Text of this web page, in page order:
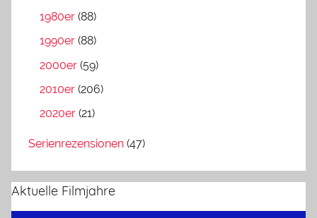
1980er (88)
1990er (88)
2000er (59)
2010er (206)
2020er (21)
Serienrezensionen (47)
Aktuelle Filmjahre